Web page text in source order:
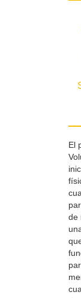
El
de